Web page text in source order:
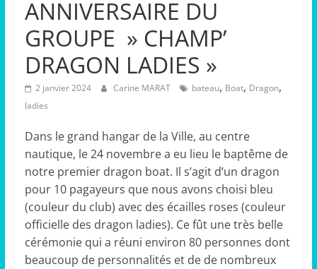
ANNIVERSAIRE DU
GROUPE » CHAMP’
DRAGON LADIES »
2 janvier 2024 Carine MARAT bateau, Boat, Dragon,
ladies
Dans le grand hangar de la Ville, au centre
nautique, le 24 novembre a eu lieu le baptême de
notre premier dragon boat. Il s’agit d’un dragon
pour 10 pagayeurs que nous avons choisi bleu
(couleur du club) avec des écailles roses (couleur
officielle des dragon ladies). Ce fût une très belle
cérémonie qui a réuni environ 80 personnes dont
beaucoup de personnalités et de de nombreux